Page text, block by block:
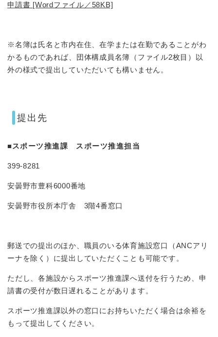
申請書 [Wordファイル／58KB]
※名簿は氏名と市内在住、在学または在勤であることがわ
かるものであれば、団体構成員名簿（ファイル2枚目）以
外の様式で提出していただいても構いません。
提出先
■スポーツ推進課 スポーツ推進担当
399-8281
安曇野市豊科6000番地
安曇野市役所本庁舎 3階4番窓口
郵送での提出のほか、職員のいる体育施設窓口（ANCアリ
ーナを除く）に提出していただくことも可能です。
ただし、各施設からスポーツ推進課へ送付を行うため、申
請書の受付が数日遅れることがあります。
スポーツ推進課以外の窓口にお持ちいただく場合は余裕を
もって提出してください。